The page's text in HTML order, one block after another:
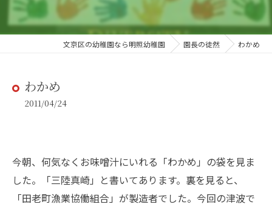
文京区の幼稚園なら明照幼稚園 園長の徒然 わかめ
わかめ
2011/04/24
今朝、何気なくお味噌汁にいれる「わかめ」の袋を見ま
した。「三陸真崎」と書いてあります。裏を見ると、
「田老町漁業協働組合」が製造者でした。今回の津波で